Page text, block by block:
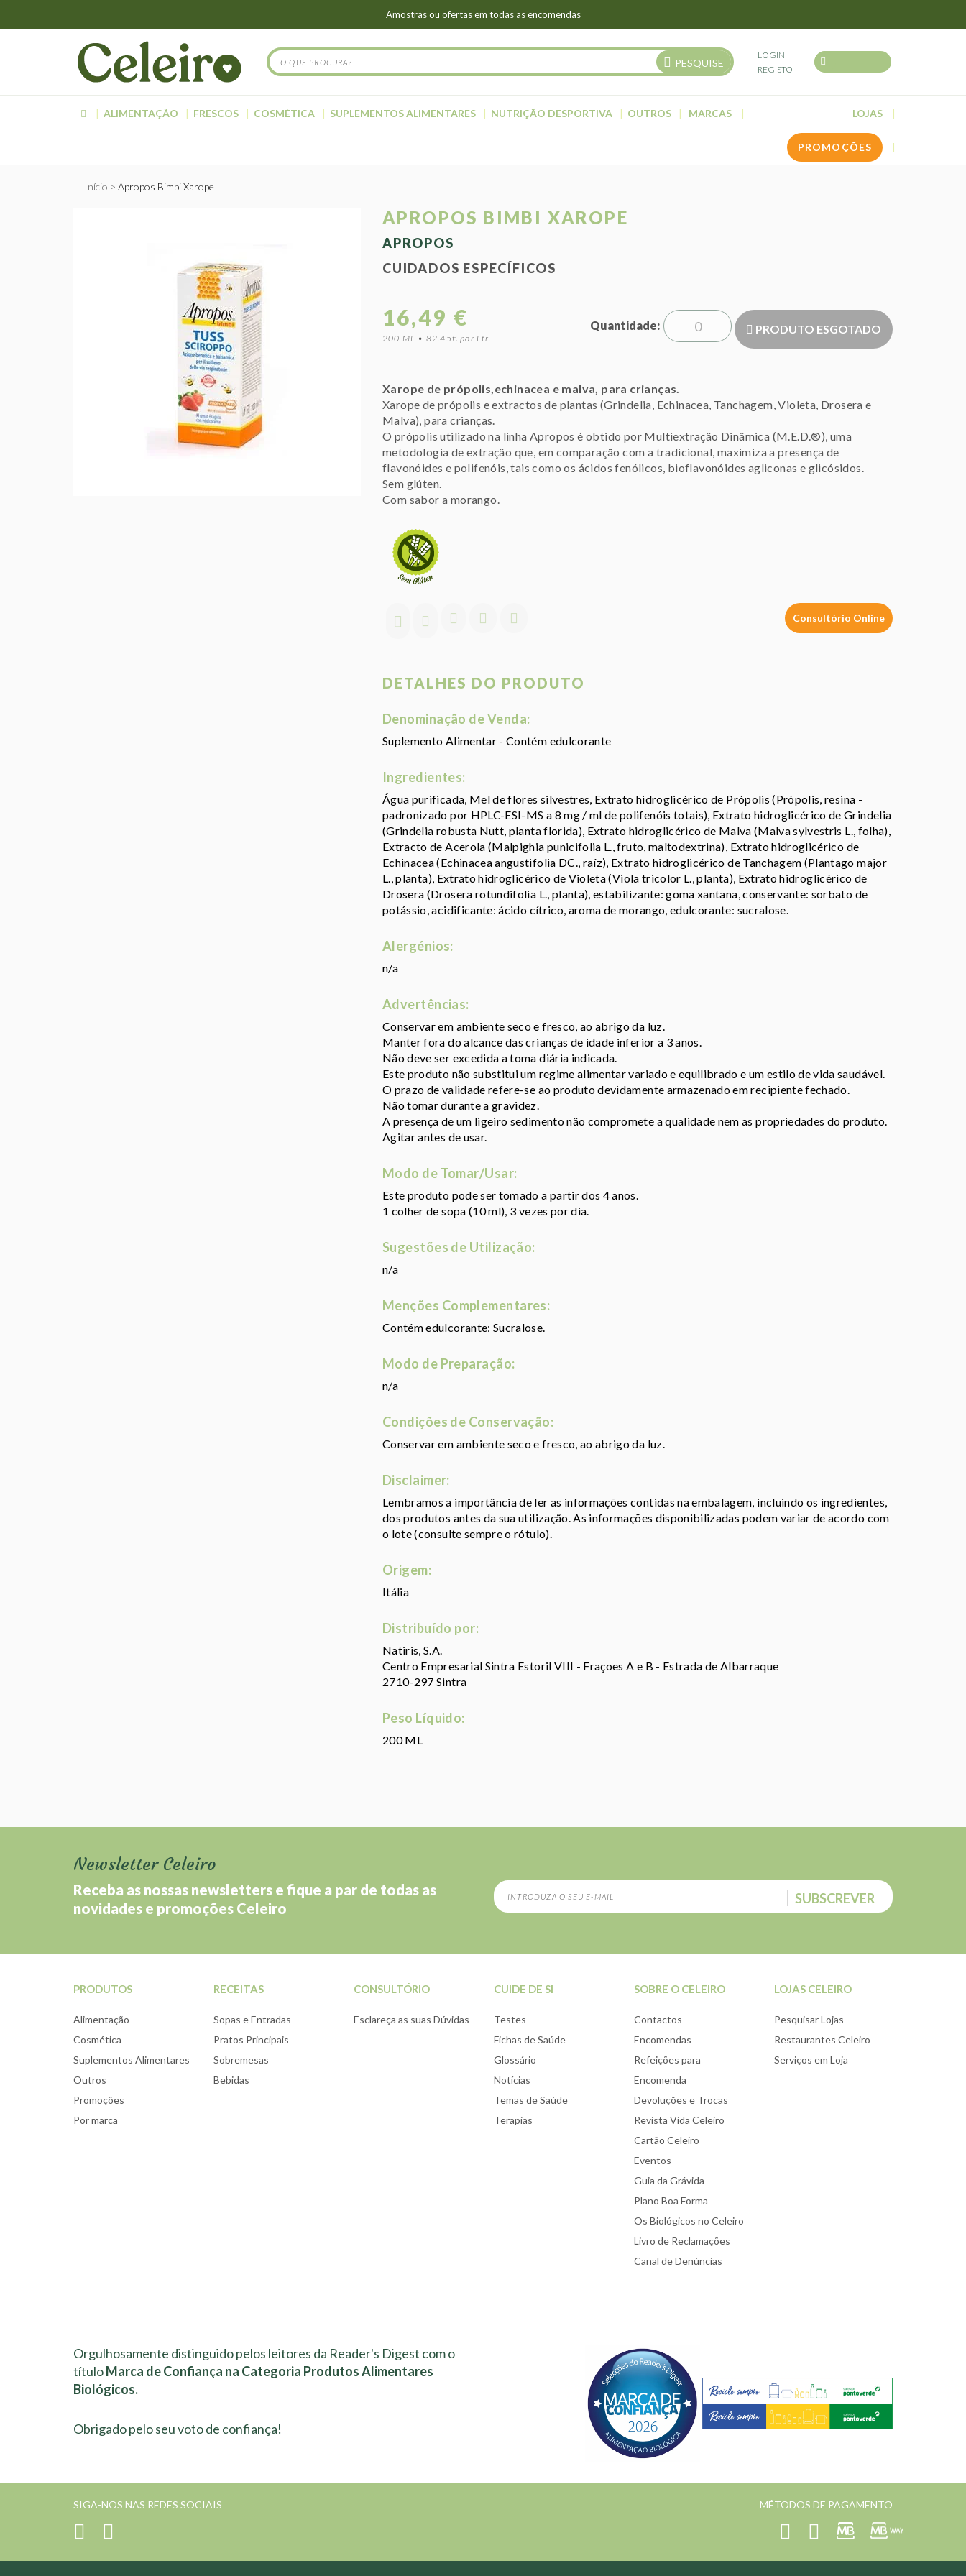
Amostras ou ofertas em todas as encomendas
PESQUISE
LOGIN
REGISTO
ALIMENTAÇÃO FRESCOS COSMÉTICA SUPLEMENTOS ALIMENTARES NUTRIÇÃO DESPORTIVA OUTROS MARCAS LOJAS
PROMOÇÕES
Início Apropos Bimbi Xarope
APROPOS BIMBI XAROPE
APROPOS
CUIDADOS ESPECÍFICOS
16,49 €
200 ML • 82.45€ por Ltr.
Quantidade PRODUTO ESGOTADO
Xarope de própolis,echinacea e malva, para crianças.
Xarope de própolis e extractos de plantas (Grindelia, Echinacea, Tanchagem, Violeta, Drosera e
Malva), para crianças.
O própolis utilizado na linha Apropos é obtido por Multiextração Dinâmica (M.E.D.®), uma
metodologia de extração que, em comparação com a tradicional, maximiza a presença de
flavonóides e polifenóis, tais como os ácidos fenólicos, bioflavonóides agliconas e glicósidos.
Sem glúten.
Com sabor a morango.
Consultório Online
DETALHES DO PRODUTO
Denominação de Venda:
Suplemento Alimentar - Contém edulcorante
Ingredientes:
Água purificada, Mel de flores silvestres, Extrato hidroglicérico de Própolis (Própolis, resina -
padronizado por HPLC-ESI-MS a 8 mg / ml de polifenóis totais), Extrato hidroglicérico de Grindelia
(Grindelia robusta Nutt, planta florida), Extrato hidroglicérico de Malva (Malva sylvestris L., folha),
Extracto de Acerola (Malpighia punicifolia L., fruto, maltodextrina), Extrato hidroglicérico de
Echinacea (Echinacea angustifolia DC., raíz), Extrato hidroglicérico de Tanchagem (Plantago major
L., planta), Extrato hidroglicérico de Violeta (Viola tricolor L., planta), Extrato hidroglicérico de
Drosera (Drosera rotundifolia L., planta), estabilizante: goma xantana, conservante: sorbato de
potássio, acidificante: ácido cítrico, aroma de morango, edulcorante: sucralose.
Alergénios:
n/a
Advertências:
Conservar em ambiente seco e fresco, ao abrigo da luz.
Manter fora do alcance das crianças de idade inferior a 3 anos.
Não deve ser excedida a toma diária indicada.
Este produto não substitui um regime alimentar variado e equilibrado e um estilo de vida saudável.
O prazo de validade refere-se ao produto devidamente armazenado em recipiente fechado.
Não tomar durante a gravidez.
A presença de um ligeiro sedimento não compromete a qualidade nem as propriedades do produto.
Agitar antes de usar.
Modo de Tomar/Usar:
Este produto pode ser tomado a partir dos 4 anos.
1 colher de sopa (10 ml), 3 vezes por dia.
Sugestões de Utilização:
n/a
Menções Complementares:
Contém edulcorante: Sucralose.
Modo de Preparação:
n/a
Condições de Conservação:
Conservar em ambiente seco e fresco, ao abrigo da luz.
Disclaimer:
Lembramos a importância de ler as informações contidas na embalagem, incluindo os ingredientes,
dos produtos antes da sua utilização. As informações disponibilizadas podem variar de acordo com
o lote (consulte sempre o rótulo).
Origem:
Itália
Distribuído por:
Natiris, S.A.
Centro Empresarial Sintra Estoril VIII - Fraçoes A e B - Estrada de Albarraque
2710-297 Sintra
Peso Líquido:
200 ML
Newsletter Celeiro
Receba as nossas newsletters e fique a par de todas as
novidades e promoções Celeiro
SUBSCREVER
PRODUTOS
Alimentação
Cosmética
Suplementos Alimentares
Outros
Promoções
Por marca
RECEITAS
Sopas e Entradas
Pratos Principais
Sobremesas
Bebidas
CONSULTÓRIO
Esclareça as suas Dúvidas
CUIDE DE SI
Testes
Fichas de Saúde
Glossário
Notícias
Temas de Saúde
Terapias
SOBRE O CELEIRO
Contactos
Encomendas
Refeições para
Encomenda
Devoluções e Trocas
Revista Vida Celeiro
Cartão Celeiro
Eventos
Guia da Grávida
Plano Boa Forma
Os Biológicos no Celeiro
Livro de Reclamações
Canal de Denúncias
LOJAS CELEIRO
Pesquisar Lojas
Restaurantes Celeiro
Serviços em Loja
Orgulhosamente distinguido pelos leitores da Reader's Digest com o
títuloMarca de Confiança na Categoria Produtos Alimentares
Biológicos.
Obrigado pelo seu voto de confiança!
SIGA-NOS NAS REDES SOCIAIS MÉTODOS DE PAGAMENTO